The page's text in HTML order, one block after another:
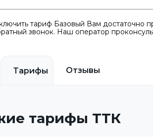
тариф Базовый Вам достаточно
звонок. Наш оператор
Тарифы Отзывы
тарифы ТТК